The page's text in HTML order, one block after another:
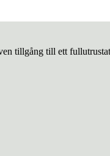
tillgång till ett